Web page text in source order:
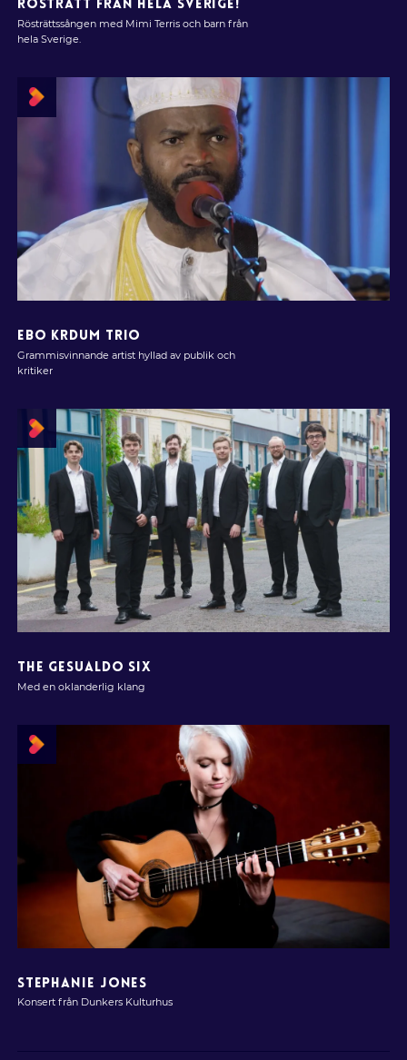
RÖSTRÄTT FRÅN HELA SVERIGE!
Rösträttssången med Mimi Terris och barn från
hela Sverige.
EBO KRDUM TRIO
Grammisvinnande artist hyllad av publik och
kritiker
THE GESUALDO SIX
Med en oklanderlig klang
STEPHANIE JONES
Konsert från Dunkers Kulturhus